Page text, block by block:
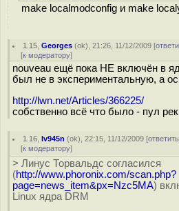
make localmodconfig и make
1.15 ,Georges (ok), 21:26, 11/12/2009 [
[к модератору]
nouveau ещё пока НЕ включён в
был не в экспериментальную, а
http://lwn.net/Articles/366225/
собственно всё что было - пул
1.16 ,Iv945n (ok), 22:15, 11/12/2009 [ответить
[к модератору]
> Линус Торвальдс согласился
(http://www.phoronix.com/scan.php?
page=news_item&px=Nzc5MA)
Linux ядра DRM